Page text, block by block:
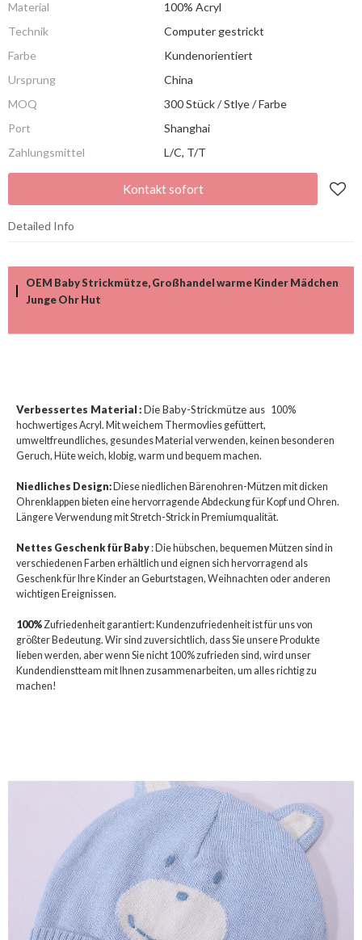
Material
100% Acryl
Technik
Computer gestrickt
Farbe
Kundenorientiert
Ursprung
China
MOQ
300 Stück / Stlye / Farbe
Port
Shanghai
Zahlungsmittel
L/C, T/T
Kontakt sofort
Detailed Info
OEM Baby Strickmütze, Großhandel warme Kinder Mädchen
Junge Ohr Hut
Verbessertes Material:Die Baby-Strickmütze aus 100%
hochwertiges Acryl. Mit weichem Thermovlies gefüttert,
umweltfreundliches, gesundes Material verwenden, keinen besonderen
Geruch, Hüte weich, klobig, warm und bequem machen.
Niedliches Design:Diese niedlichen Bärenohren-Mützen mit dicken
Ohrenklappen bieten eine hervorragende Abdeckung für Kopf und Ohren.
Längere Verwendung mit Stretch-Strick in Premiumqualität.
Nettes Geschenk für Baby : Die hübschen, bequemen Mützen sind in
verschiedenen Farben erhältlich und eignen sich hervorragend als
Geschenk für Ihre Kinder an Geburtstagen, Weihnachten oder anderen
wichtigen Ereignissen.
100% Zufriedenheit garantiert: Kundenzufriedenheit ist für uns von
größter Bedeutung. Wir sind zuversichtlich, dass Sie unsere Produkte
lieben werden, aber wenn Sie nicht 100% zufrieden sind, wird unser
Kundendienstteam mit Ihnen zusammenarbeiten, um alles richtig zu
machen!